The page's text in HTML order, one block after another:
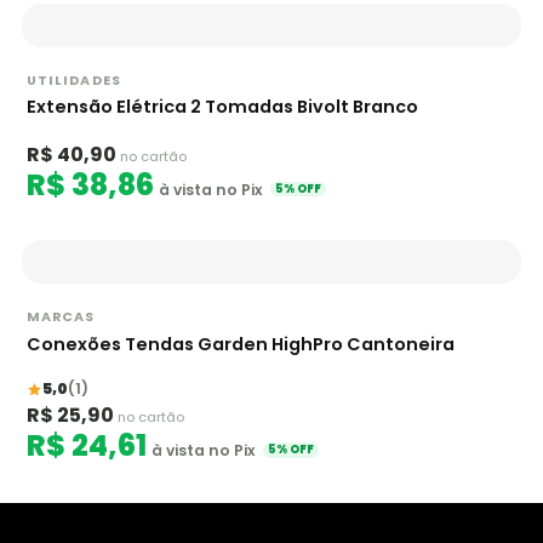
UTILIDADES
Extensão Elétrica 2 Tomadas Bivolt Branco
R$ 40,90 no cartão
R$ 38,86 à vista no Pix 5% OFF
MARCAS
Conexões Tendas Garden HighPro Cantoneira
5,0(1)
R$ 25,90 no cartão
R$ 24,61 à vista no Pix 5% OFF